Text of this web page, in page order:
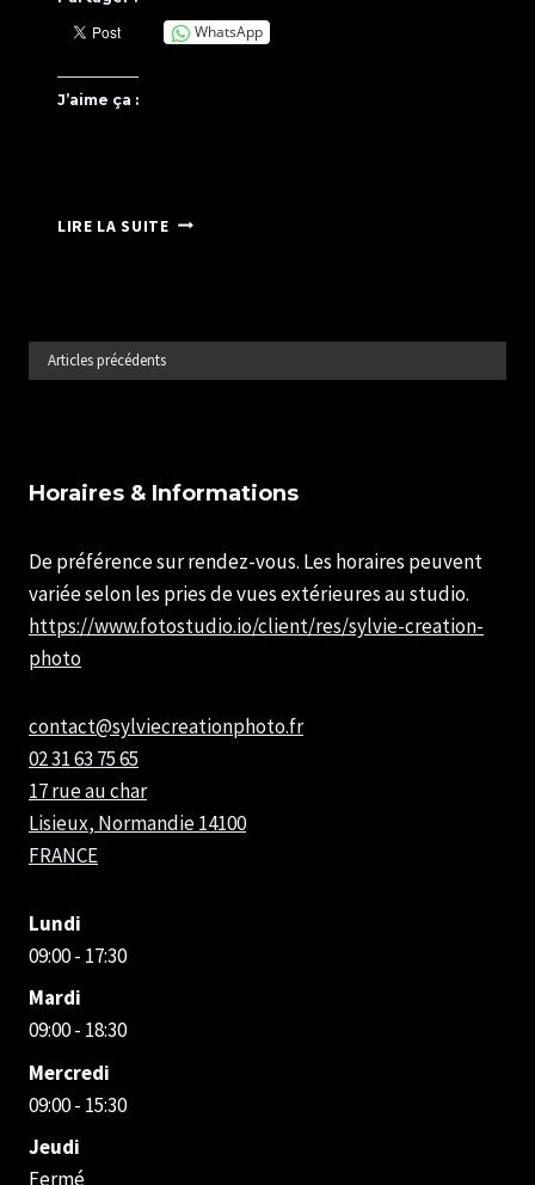
WhatsApp
J’aime ça :
LIRE LA SUITEMINI
Articles précédents
Horaires & Informations
De préférence sur rendez-vous. Les horaires peuvent
variée selon les pries de vues extérieures au studio.
https://www.fotostudio.io/client/res/sylvie-creation-
photo
contact@sylviecreationphoto.fr
02 31 63 75 65
17 rue au char
Lisieux, Normandie14100
FRANCE
Lundi
09:00 - 17:30
Mardi
09:00 - 18:30
Mercredi
09:00 - 15:30
Jeudi
Fermé